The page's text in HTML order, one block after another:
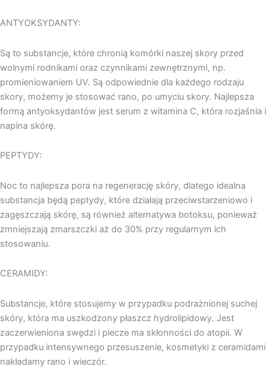
ANTYOKSYDANTY:
Są to substancje, które chronią komórki naszej skory przed
wolnymi rodnikami oraz czynnikami zewnętrznymi, np.
promieniowaniem UV. Są odpowiednie dla każdego rodzaju
skory, możemy je stosować rano, po umyciu skory. Najlepsza
formą antyoksydantów jest serum z witamina C, która rozjaśnia i
napina skórę.
PEPTYDY:
Noc to najlepsza pora na regenerację skóry, dlatego idealna
substancja będą peptydy, które działają przeciwstarzeniowo i
zagęszczają skórę, są również alternatywa botoksu, ponieważ
zmniejszają zmarszczki aż do 30% przy regularnym ich
stosowaniu.
CERAMIDY:
Substancje, które stosujemy w przypadku podrażnionej suchej
skóry, która ma uszkodzony płaszcz hydrolipidowy. Jest
zaczerwieniona swędzi i piecze ma skłonności do atopii. W
przypadku intensywnego przesuszenie, kosmetyki z ceramidami
nakładamy rano i wieczór.